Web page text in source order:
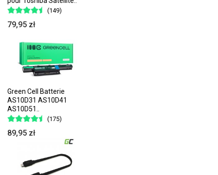
(149)
79,95 zł
Green Cell Batterie
AS10D31 AS10D41
AS10D51..
(175)
89,95 zł